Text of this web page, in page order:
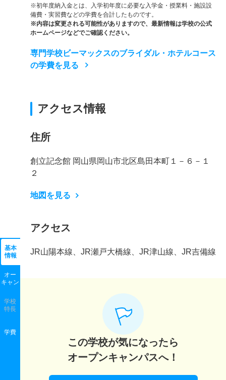
基本
情報
オー
キャン
学校
特長
学費
※初年度納入金とは、入学初年度に必要な入学金・授業料・施設設
備費・実習費などの学費を合計したものです。
※内容は変更される可能性がありますので、最新情報は学校の公式
ホームページなどでご確認ください。
専門学校ビーマックスのブライダル・ホテルコース
の学費を見る
アクセス情報
住所
創立記念館 岡山県岡山市北区島田本町１－６－１
２
地図を見る
アクセス
JR山陽本線、JR瀬戸大橋線、JR津山線、JR吉備線
この学校が気になったら
オープンキャンパスへ！